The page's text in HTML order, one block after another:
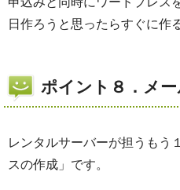
日作ろうと思ったらすぐに作
ポイント８．メ
レンタルサーバーが担うもう
スの作成」です。